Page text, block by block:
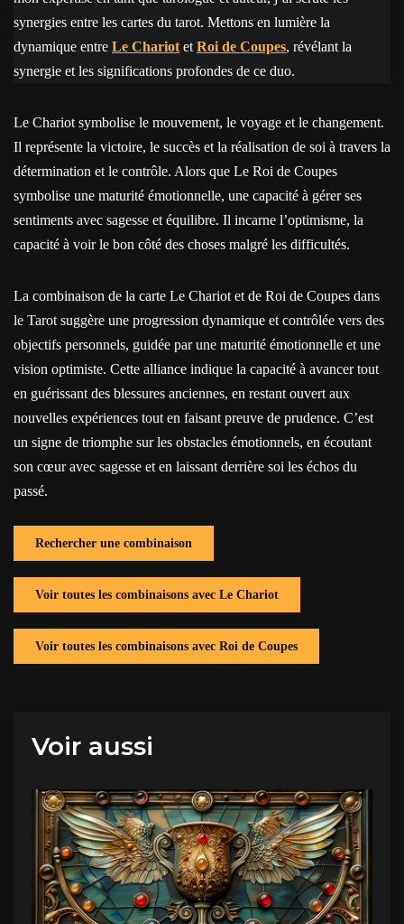
synergies entre les cartes du tarot. Mettons en lumière la
dynamique entre Le Chariot et Roi de Coupes, révélant la
synergie et les significations profondes de ce duo.
Le Chariot symbolise le mouvement, le voyage et le changement.
Il représente la victoire, le succès et la réalisation de soi à travers la
détermination et le contrôle. Alors que Le Roi de Coupes
symbolise une maturité émotionnelle, une capacité à gérer ses
sentiments avec sagesse et équilibre. Il incarne l’optimisme, la
capacité à voir le bon côté des choses malgré les difficultés.
La combinaison de la carte Le Chariot et de Roi de Coupes dans
le Tarot suggère une progression dynamique et contrôlée vers des
objectifs personnels, guidée par une maturité émotionnelle et une
vision optimiste. Cette alliance indique la capacité à avancer tout
en guérissant des blessures anciennes, en restant ouvert aux
nouvelles expériences tout en faisant preuve de prudence. C’est
un signe de triomphe sur les obstacles émotionnels, en écoutant
son cœur avec sagesse et en laissant derrière soi les échos du
passé.
Rechercher une combinaison
Voir toutes les combinaisons avec Le Chariot
Voir toutes les combinaisons avec Roi de Coupes
Voir aussi